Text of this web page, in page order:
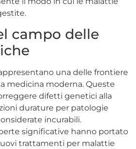
campo delle
una delle frontiere
medicina moderna. Queste
difetti genetici alla
durature per patologie
incurabili.
significative hanno portato
trattamenti per malattie